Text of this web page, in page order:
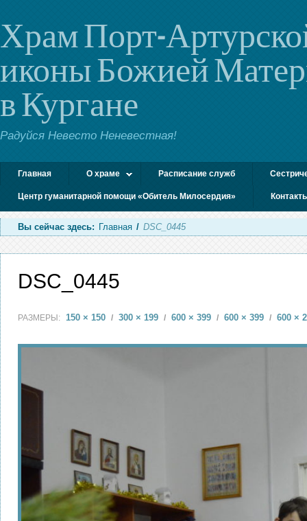
Храм Порт-
иконы Божией
в Кургане
Радуйся Невесто Неневестная!
Главная О храме Расписание служб
Центр гуманитарной помощи «Обитель Милосердия»
Вы сейчас здесь: Главная / DSC_0445
DSC_0445
РАЗМЕРЫ: 150 × 150 / 300 × 199 / 600 × 399 / 600 × 399 / 600 ×